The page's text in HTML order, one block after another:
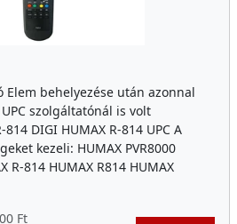
behelyezése után azonnal
szolgáltatónál is volt
DIGI HUMAX R-814 UPC A
kezeli: HUMAX PVR8000
R-814 HUMAX R814 HUMAX
Ft